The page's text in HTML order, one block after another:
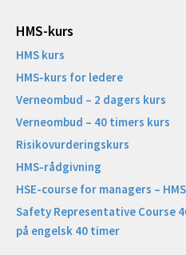
HMS-kurs
HMS kurs
HMS-kurs for ledere
Verneombud – 2 dagers kurs
Verneombud – 40 timers kurs
Risikovurderingskurs
HMS-rådgivning
HSE-course for managers –
Safety Representative Course
på engelsk 40 timer